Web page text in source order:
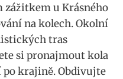
zážitkem u Krásného
na kolech. Okolní
tras
si pronajmout kola
krajině. Obdivujte